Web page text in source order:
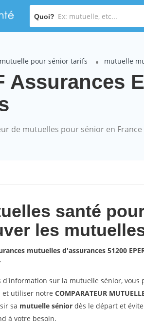
Quoi?
mutuelle pour sénior tarifs mutuelle
Assurances
de mutuelles pour sénior en France
santé
les
mutuelles d'assurances 51200
d'information sur la mutuelle sénior,
et utiliser notre COMPARATEUR
sa mutuelle sénior dès le départ et
à votre besoin.